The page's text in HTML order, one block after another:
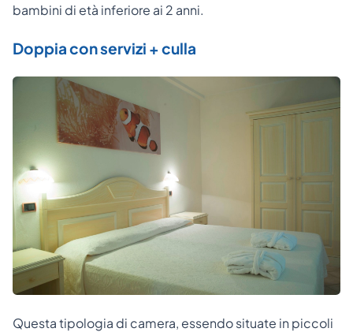
bambini di età inferiore ai 2 anni.
Doppia con servizi + culla
Questa tipologia di camera, essendo situate in piccoli